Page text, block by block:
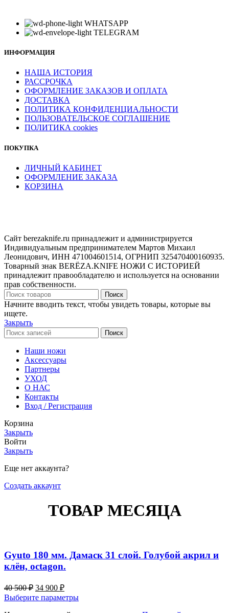
WHATSAPP
TELEGRAM
ИНФОРМАЦИЯ
НАША ИСТОРИЯ
РАССРОЧКА
ОФОРМЛЕНИЕ ЗАКАЗОВ И ОПЛАТА
ДОСТАВКА
ПОЛИТИКА КОНФИДЕНЦИАЛЬНОСТИ
ПОЛЬЗОВАТЕЛЬСКОЕ СОГЛАШЕНИЕ
ПОЛИТИКА cookies
ПОКУПКА
ЛИЧНЫЙ КАБИНЕТ
ОФОРМЛЕНИЕ ЗАКАЗА
КОРЗИНА
Сайт berezaknife.ru принадлежит и администрируется
Индивидуальным предпринимателем Мартов Михаил
Леонидович, ИНН 471004601514, ОГРНИП 325470400160935.
Товарный знак BERËZA.KNIFE НОЖИ С ИСТОРИЕЙ
принадлежит правообладателю и используется на основании
прав собственности.
Поиск
Начните вводить текст, чтобы увидеть товары, которые вы
ищете.
Закрыть
Поиск
Наши ножи
Аксессуары
Партнеры
УХОД
О НАС
Контакты
Вход / Регистрация
Корзина
Закрыть
Войти
Закрыть
Еще нет аккаунта?
Создать аккаунт
ТОВАР МЕСЯЦА
Gyuto 180 мм. Дамаск 31 слой. Голубой акрил и
клён, octagon.
40 500₽ Первоначальная
цена
составляла
34 900 ₽Текущая
цена:
34
Выберите параметрыЭтот